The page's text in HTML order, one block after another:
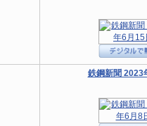
鉄鋼新聞 2023